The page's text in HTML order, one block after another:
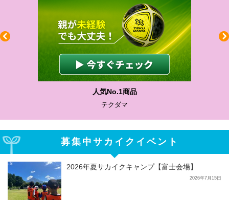
人気No.1商品
テクダマ
募集中サカイクイベント
2026年夏サカイクキャンプ【富士会場】
2026年7月15日